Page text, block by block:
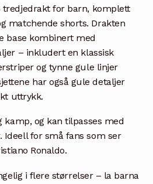
tredjedrakt for barn, komplett
matchende shorts. Drakten
base kombinert med
– inkludert en klassisk
og tynne gule linjer
har også gule detaljer
uttrykk.
kamp, og kan tilpasses med
Ideell for små fans som ser
Ronaldo.
i flere størrelser – la barna